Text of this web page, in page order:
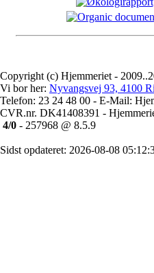
Copyright (c) Hjemmeriet -
Vi bor her: Nyvangsvej 93, 4100
Telefon: 23 24 48 00 - E-Mail:
CVR.nr. DK41408391 -
4/0 - 257968 @ 8.5.9
Sidst opdateret: 2026-08-08